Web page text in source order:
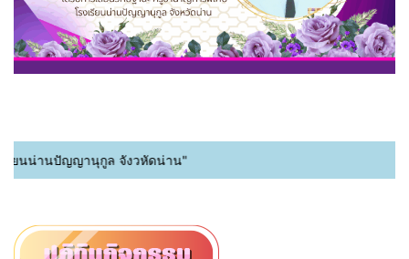
นน่านปัญญานุกูล จังวหัดน่าน"